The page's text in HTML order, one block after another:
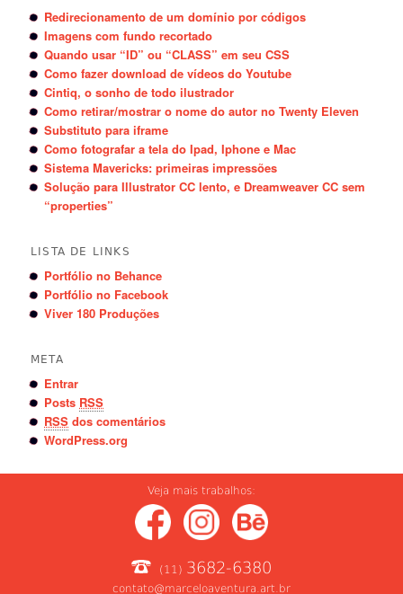
Redirecionamento de um domínio por códigos
Imagens com fundo recortado
Quando usar “ID” ou “CLASS” em seu CSS
Como fazer download de vídeos do Youtube
Cintiq, o sonho de todo ilustrador
Como retirar/mostrar o nome do autor no Twenty Eleven
Substituto para iframe
Como fotografar a tela do Ipad, Iphone e Mac
Sistema Mavericks: primeiras impressões
Solução para Illustrator CC lento, e Dreamweaver CC sem
“properties”
LISTA DE LINKS
Portfólio no Behance
Portfólio no Facebook
Viver 180 Produções
META
Entrar
Posts RSS
RSS dos comentários
WordPress.org
Veja mais trabalhos:
(11) 3682-6380
contato@marceloaventura.art.br